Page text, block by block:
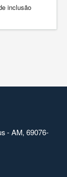
inclusão
- AM, 69076-